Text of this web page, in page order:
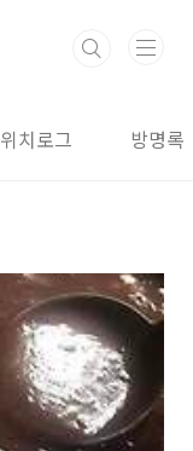
위치로그 방명록